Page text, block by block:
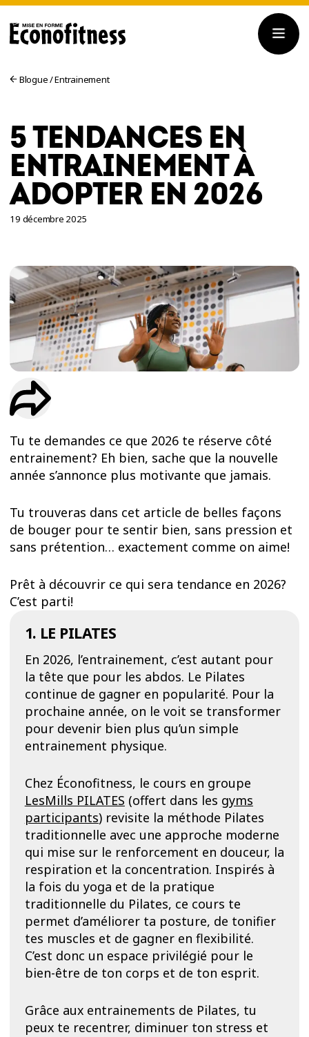
ESSAIS
ENTRAINEMENT
Blogue/Entrainement
5 TENDANCES EN
ENTRAINEMENT À
ADOPTER EN 2026
19 décembre 2025
Tu te demandes ce que 2026 te réserve côté
entrainement? Eh bien, sache que la nouvelle
année s’annonce plus motivante que jamais.
Tu trouveras dans cet article de belles façons
de bouger pour te sentir bien, sans pression et
sans prétention… exactement comme on aime!
Prêt à découvrir ce qui sera tendance en 2026?
C’est parti!
1. LE PILATES
En 2026, l’entrainement, c’est autant pour
la tête que pour les abdos. Le Pilates
continue de gagner en popularité. Pour la
prochaine année, on le voit se transformer
pour devenir bien plus qu’un simple
entrainement physique.
Chez Éconofitness, le cours en groupe
LesMills PILATES (offert dans les gyms
participants) revisite la méthode Pilates
traditionnelle avec une approche moderne
qui mise sur le renforcement en douceur, la
respiration et la concentration. Inspirés à
la fois du yoga et de la pratique
traditionnelle du Pilates, ce cours te
permet d’améliorer ta posture, de tonifier
tes muscles et de gagner en flexibilité.
C’est donc un espace privilégié pour le
bien-être de ton corps et de ton esprit.
Grâce aux entrainements de Pilates, tu
peux te recentrer, diminuer ton stress et